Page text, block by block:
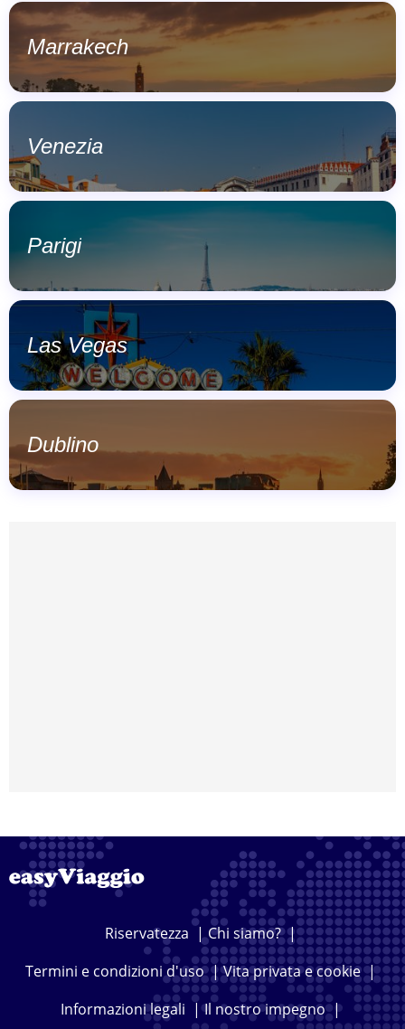
Marrakech
Venezia
Parigi
Las Vegas
Dublino
Riservatezza |Chi siamo?|
Termini e condizioni d'uso|Vita privata e cookie|
Informazioni legali |Il nostro impegno|